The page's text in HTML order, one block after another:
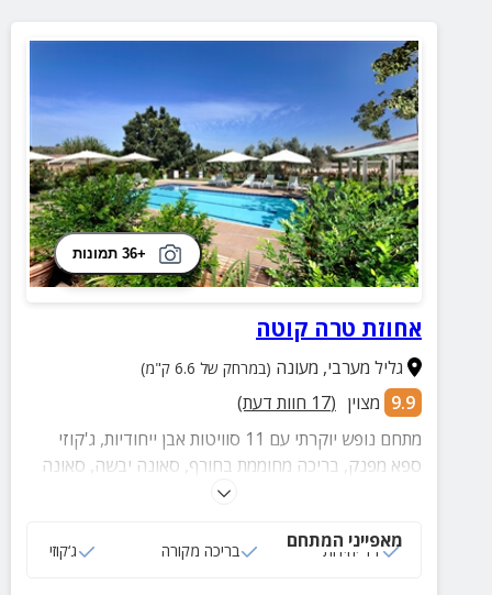
+36 תמונות
אחוזת טרה קוטה
גליל מערבי, מעונה (במרחק של 6.6 ק"מ)
9.9 מצוין (
17 חוות דעת)
מתחם נופש יוקרתי עם 11 סוויטות אבן ייחודיות, ג'קוזי
ספא מפנק, בריכה מחוממת בחורף, סאונה יבשה, סאונה
רטובה ומכונת קפה איכותית להנאתכם!
מאפייני המתחם
11 יחידות בריכה מקורה ג‘קוזי